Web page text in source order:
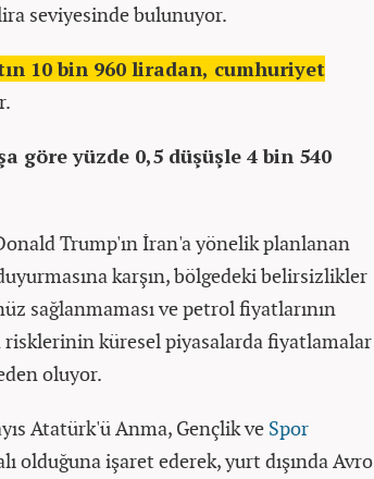
seviyesinde bulunuyor.
10 bin 960 liradan, cumhuriyet
göre yüzde 0,5 düşüşle 4 bin 540
Trump'ın İran'a yönelik planlanan
karşın, bölgedeki belirsizlikler
sağlanmaması ve petrol fiyatlarının
risklerinin küresel piyasalarda fiyatlamalar
oluyor.
Atatürk'ü Anma, Gençlik ve Spor
olduğuna işaret ederek, yurt dışında Avro